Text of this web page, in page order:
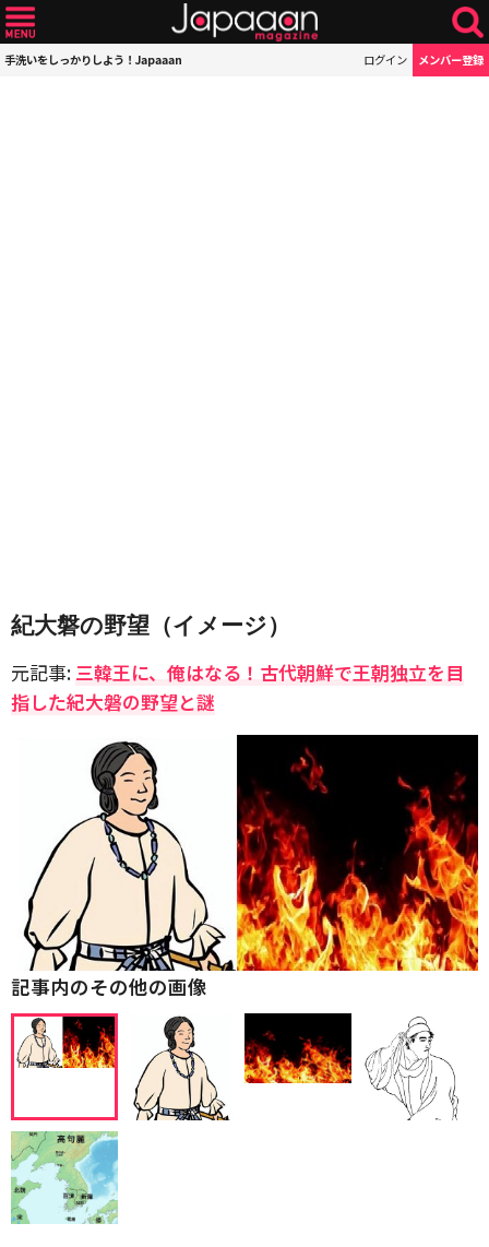
手洗いをしっかりしよう！Japaaan ログイン メンバー登録
紀大磐の野望（イメージ）
元記事: 三韓王に、俺はなる！古代朝鮮で王朝独立を目
指した紀大磐の野望と謎
記事内のその他の画像